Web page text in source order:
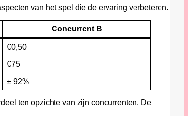
van het spel die de ervaring verbeteren.
Concurrent B
€0,50
€75
± 92%
ten opzichte van zijn concurrenten. De